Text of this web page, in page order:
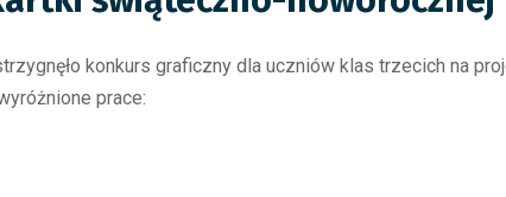
konkurs graficzny dla uczniów klas trzecich na
prace: